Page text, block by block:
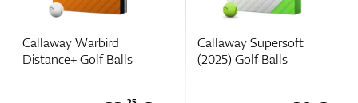
Callaway Warbird
Distance+ Golf Balls
Callaway Supersoft
(2025) Golf Balls